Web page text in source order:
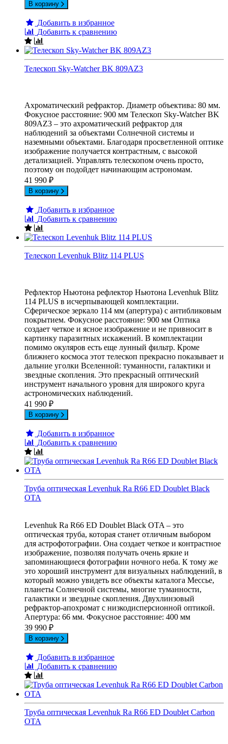
В корзину
Добавить в избранное
Добавить к сравнению
Телескоп Sky-Watcher BK 809AZ3
Ахроматический рефрактор. Диаметр объектива: 80 мм.
Фокусное расстояние: 900 мм Телескоп Sky-Watcher BK
809AZ3 – это ахроматический рефрактор для
наблюдений за объектами Солнечной системы и
наземными объектами. Благодаря просветленной оптике
изображение получается контрастным, с высокой
детализацией. Управлять телескопом очень просто,
поэтому он подойдет начинающим астрономам.
41 990 ₽
В корзину
Добавить в избранное
Добавить к сравнению
Телескоп Levenhuk Blitz 114 PLUS
Рефлектор Ньютона рефлектор Ньютона Levenhuk Blitz
114 PLUS в исчерпывающей комплектации.
Сферическое зеркало 114 мм (апертура) с антибликовым
покрытием. Фокусное расстояние: 900 мм Оптика
создает четкое и ясное изображение и не привносит в
картинку паразитных искажений. В комплектации
помимо окуляров есть еще лунный фильтр. Кроме
ближнего космоса этот телескоп прекрасно показывает и
дальние уголки Вселенной: туманности, галактики и
звездные скопления. Это прекрасный оптический
инструмент начального уровня для широкого круга
астрономических наблюдений.
41 990 ₽
В корзину
Добавить в избранное
Добавить к сравнению
Труба оптическая Levenhuk Ra R66 ED Doublet Black
OTA
Levenhuk Ra R66 ED Doublet Black OTA – это
оптическая труба, которая станет отличным выбором
для астрофотографии. Она создает четкое и контрастное
изображение, позволяя получать очень яркие и
запоминающиеся фотографии ночного неба. К тому же
это хороший инструмент для визуальных наблюдений, в
который можно увидеть все объекты каталога Мессье,
планеты Солнечной системы, многие туманности,
галактики и звездные скопления. Двухлинзовый
рефрактор-апохромат с низкодисперсионной оптикой.
Апертура: 66 мм. Фокусное расстояние: 400 мм
39 990 ₽
В корзину
Добавить в избранное
Добавить к сравнению
Труба оптическая Levenhuk Ra R66 ED Doublet Carbon
OTA